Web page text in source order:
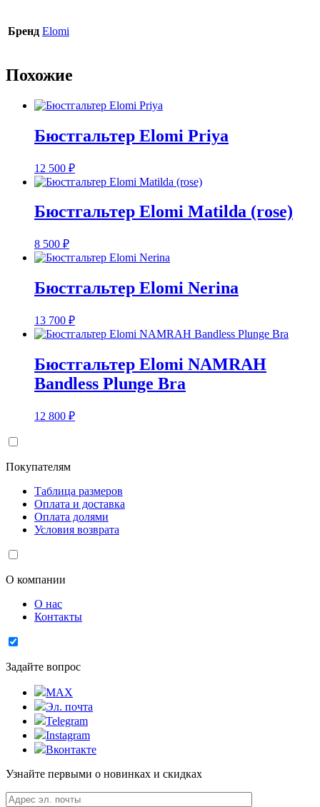
Бренд Elomi
Похожие
Бюстгальтер Elomi Priya
12 500 ₽
Бюстгальтер Elomi Matilda (rose)
8 500 ₽
Бюстгальтер Elomi Nerina
13 700 ₽
Бюстгальтер Elomi NAMRAH
Bandless Plunge Bra
12 800 ₽
Покупателям
Таблица размеров
Оплата и доставка
Оплата долями
Условия возврата
О компании
О нас
Контакты
Задайте вопрос
MAX
Эл. почта
Telegram
Instagram
Вконтакте
Узнайте первыми о новинках и скидках